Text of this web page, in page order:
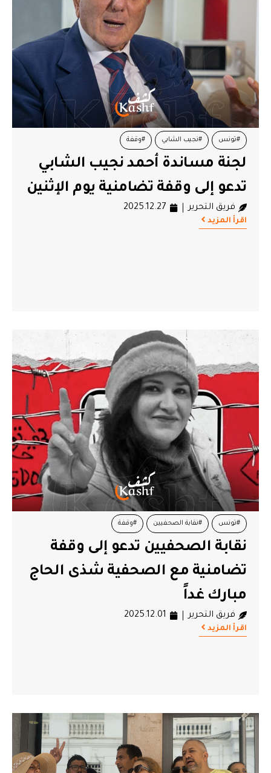
#تونس #نجيب الشابي #وقفة
لجنة مساندة أحمد نجيب الشابي
تدعو إلى وقفة تضامنية يوم الإثنين
فريق التحرير 2025.12.27
اقرأ المزيد
#تونس #نقابة الصحفيين #وقفة
نقابة الصحفيين تدعو إلى وقفة
تضامنية مع الصحفية شذى الحاج
مبارك غداً
فريق التحرير 2025.12.01
اقرأ المزيد